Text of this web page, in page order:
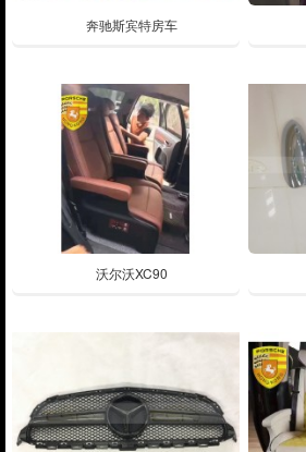
奔驰斯宾特房车
沃尔沃XC90